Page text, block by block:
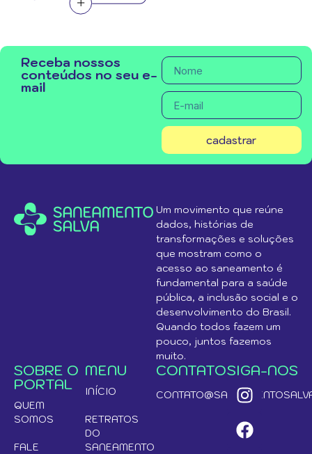
Receba nossos
conteúdos no seu e-
mail
cadastrar
Um movimento que reúne
dados, histórias de
transformações e soluções
que mostram como o
acesso ao saneamento é
fundamental para a saúde
pública, a inclusão social e o
desenvolvimento do Brasil.
Quando todos fazem um
pouco, juntos fazemos
muito.
SOBRE O
PORTAL
QUEM
SOMOS
FALE
MENU
INÍCIO
RETRATOS
DO
SANEAMENTO
CONTATOSIGA-NOS